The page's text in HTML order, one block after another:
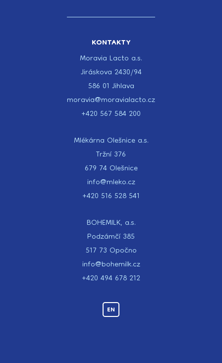
KONTAKTY
Moravia Lacto a.s.
Jiráskova 2430/94
586 01 Jihlava
moravia@moravialacto.cz
+420 567 584 200
Mlékárna Olešnice a.s.
Tržní 376
679 74 Olešnice
info@mleko.cz
+420 516 528 541
BOHEMILK, a.s.
Podzámčí 385
517 73 Opočno
info@bohemilk.cz
+420 494 678 212
EN